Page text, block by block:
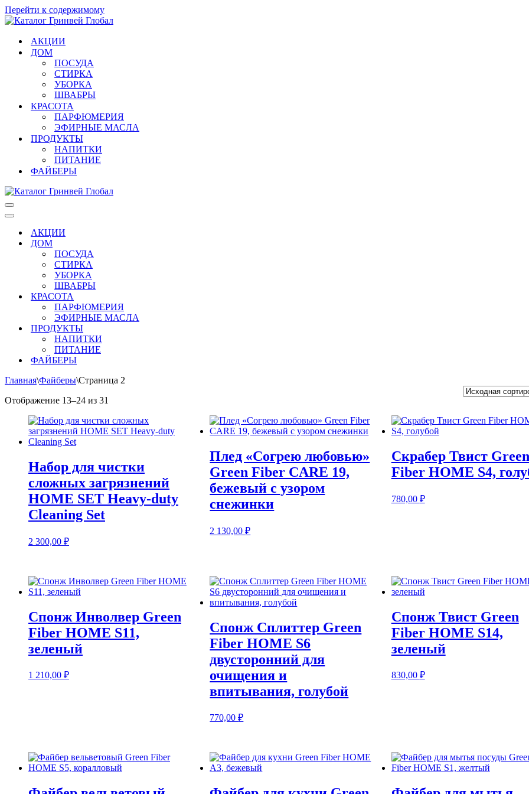
Перейти к содержимому
АКЦИИ
ДОМ
ПОСУДА
СТИРКА
УБОРКА
ШВАБРЫ
КРАСОТА
ПАРФЮМЕРИЯ
ЭФИРНЫЕ МАСЛА
ПРОДУКТЫ
НАПИТКИ
ПИТАНИЕ
ФАЙБЕРЫ
Меню
навигации
Меню
навигацииАКЦИИ
ДОМ
ПОСУДА
СТИРКА
УБОРКА
ШВАБРЫ
КРАСОТА
ПАРФЮМЕРИЯ
ЭФИРНЫЕ МАСЛА
ПРОДУКТЫ
НАПИТКИ
ПИТАНИЕ
ФАЙБЕРЫ
Главная\Файберы\Страница 2
Отображение 13–24 из 31
Набор для чистки
сложных загрязнений
HOME SET Heavy-duty
Сleaning Set
2 300,00 ₽
Плед «Согрею любовью»
Green Fiber CARE 19,
бежевый с узором
снежинки
2 130,00₽
Скрабер Твист Green
Fiber HOME S4,
780,00 ₽
Спонж Инволвер Green
Fiber HOME S11,
зеленый
1 210,00 ₽
Спонж Сплиттер Green
Fiber HOME S6
двусторонний для
очищения и
впитывания, голубой
770,00₽
Спонж Твист Green
Fiber HOME S14,
зеленый
830,00 ₽